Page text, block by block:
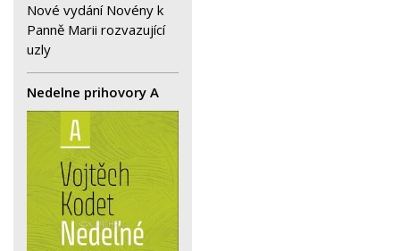
Nové vydání Novény k
Panně Marii rozvazující
uzly
Nedelne prihovory A